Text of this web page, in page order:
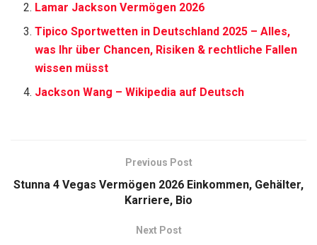
Lamar Jackson Vermögen 2026
Tipico Sportwetten in Deutschland 2025 – Alles,
was Ihr über Chancen, Risiken & rechtliche Fallen
wissen müsst
Jackson Wang – Wikipedia auf Deutsch
Previous Post
Stunna 4 Vegas Vermögen 2026 Einkommen, Gehälter,
Karriere, Bio
Next Post